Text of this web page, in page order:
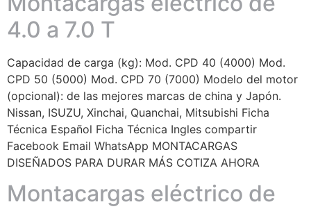
4.0 a 7.0 T
Capacidad de carga (kg): Mod. CPD 40 (4000) Mod.
CPD 50 (5000) Mod. CPD 70 (7000) Modelo del motor
(opcional): de las mejores marcas de china y Japón.
Nissan, ISUZU, Xinchai, Quanchai, Mitsubishi Ficha
Técnica Español Ficha Técnica Ingles compartir
Facebook Email WhatsApp MONTACARGAS
DISEÑADOS PARA DURAR MÁS COTIZA AHORA
Montacargas eléctrico de